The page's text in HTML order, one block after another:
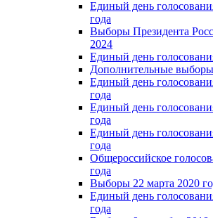
Единый день
года
Выборы Президента
2024
Единый день
Дополнительные
Единый день
года
Единый день
года
Единый день
года
Общероссийское
года
Выборы 22 марта 2020
Единый день
года